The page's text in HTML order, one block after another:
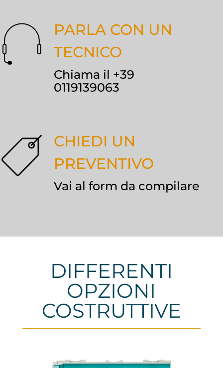
PARLA CON UN
TECNICO
Chiama il +39
0119139063
CHIEDI UN
PREVENTIVO
Vai al form da compilare
DIFFERENTI
OPZIONI
COSTRUTTIVE